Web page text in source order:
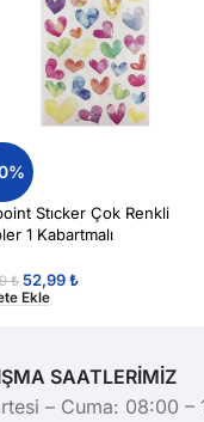
Stıcker Çok Renkli
1 Kabartmalı
₺ 52,99₺
Ekle
SAATLERİMİZ
– Cuma: 08:00 –